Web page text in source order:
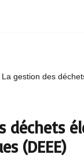
La gestion des
déchets
(DEEE)